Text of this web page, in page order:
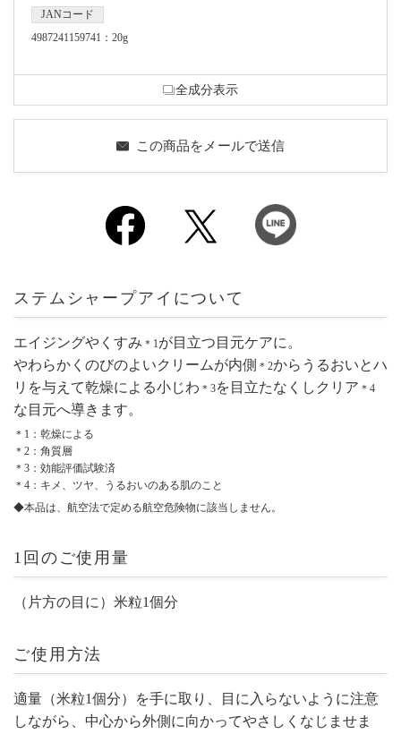
JANコード
4987241159741：20g
全成分表示
この商品をメールで送信
ステムシャープアイについて
エイジングやくすみ ＊1が目立つ目元ケアに。
やわらかくのびのよいクリームが内側 ＊2からうるおいとハ
リを与えて乾燥による小じわ ＊3を目立たなくしクリア ＊4
な目元へ導きます。
＊1：乾燥による
＊2：角質層
＊3：効能評価試験済
＊4：キメ、ツヤ、うるおいのある肌のこと
◆本品は、航空法で定める航空危険物に該当しません。
1回のご使用量
（片方の目に）米粒1個分
ご使用方法
適量（米粒1個分）を手に取り、目に入らないように注意
しながら、中心から外側に向かってやさしくなじませま